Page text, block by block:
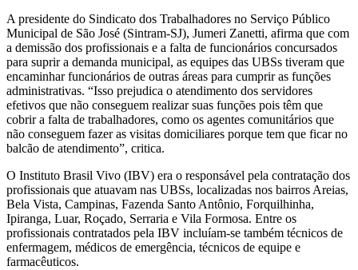
A presidente do Sindicato dos Trabalhadores no Serviço Público
Municipal de São José (Sintram-SJ), Jumeri Zanetti, afirma que com
a demissão dos profissionais e a falta de funcionários concursados
para suprir a demanda municipal, as equipes das UBSs tiveram que
encaminhar funcionários de outras áreas para cumprir as funções
administrativas. “Isso prejudica o atendimento dos servidores
efetivos que não conseguem realizar suas funções pois têm que
cobrir a falta de trabalhadores, como os agentes comunitários que
não conseguem fazer as visitas domiciliares porque tem que ficar no
balcão de atendimento”, critica.
O Instituto Brasil Vivo (IBV) era o responsável pela contratação dos
profissionais que atuavam nas UBSs, localizadas nos bairros Areias,
Bela Vista, Campinas, Fazenda Santo Antônio, Forquilhinha,
Ipiranga, Luar, Roçado, Serraria e Vila Formosa. Entre os
profissionais contratados pela IBV incluíam-se também técnicos de
enfermagem, médicos de emergência, técnicos de equipe e
farmacêuticos.